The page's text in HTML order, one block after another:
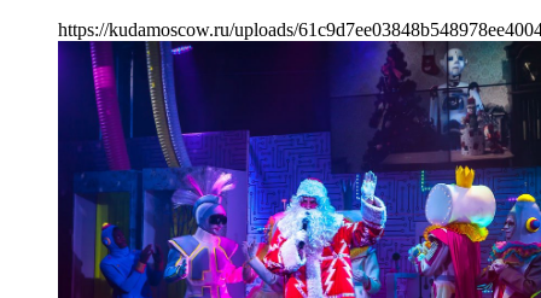
https://kudamoscow.ru/uploads/